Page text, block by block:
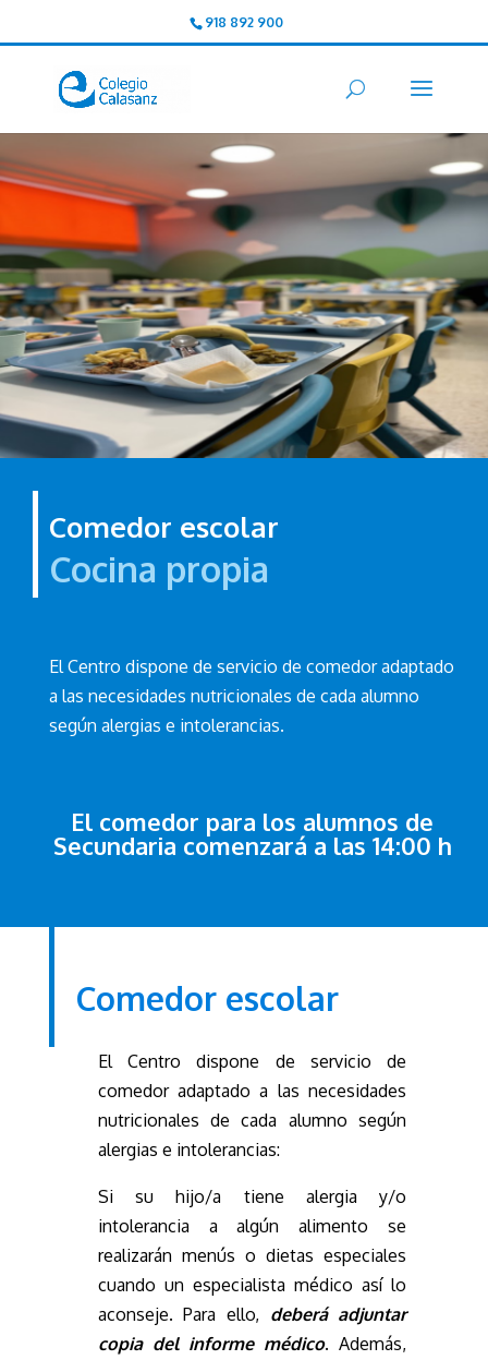
918 892 900
Comedor escolar
Cocina propia
El Centro dispone de servicio de comedor adaptado
a las necesidades nutricionales de cada alumno
según alergias e intolerancias.
El comedor para los alumnos de
Secundaria comenzará a las 14:00 h
Comedor escolar
El Centro dispone de servicio de
comedor adaptado a las necesidades
nutricionales de cada alumno según
alergias e intolerancias:
Si su hijo/a tiene alergia y/o
intolerancia a algún alimento se
realizarán menús o dietas especiales
cuando un especialista médico así lo
aconseje. Para ello, deberá adjuntar
copia del informe médico. Además,